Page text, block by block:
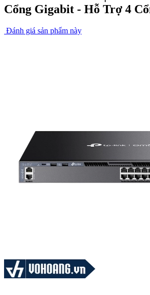
Cổng Gigabit - Hỗ Trợ 4
Đánh giá sản phẩm này